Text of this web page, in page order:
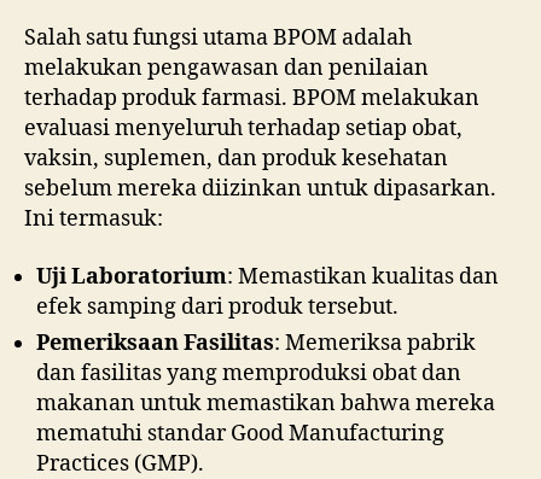
Salah satu fungsi utama BPOM adalah
melakukan pengawasan dan penilaian
terhadap produk farmasi. BPOM melakukan
evaluasi menyeluruh terhadap setiap obat,
vaksin, suplemen, dan produk kesehatan
sebelum mereka diizinkan untuk dipasarkan.
Ini termasuk:
Uji Laboratorium: Memastikan kualitas dan
efek samping dari produk tersebut.
Pemeriksaan Fasilitas: Memeriksa pabrik
dan fasilitas yang memproduksi obat dan
makanan untuk memastikan bahwa mereka
mematuhi standar Good Manufacturing
Practices (GMP).